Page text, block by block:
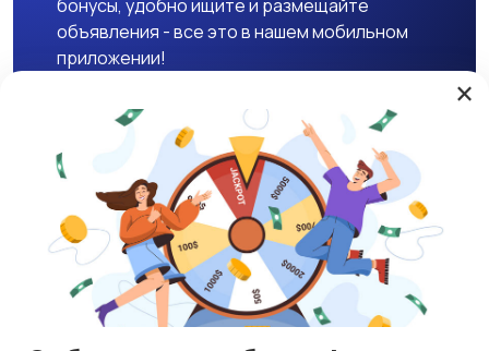
бонусы, удобно ищите и размещайте
объявления - все это в нашем мобильном
приложении!
Скачать APK
Магазины Блог
О нас
Служба поддержки
☕ Поддержать проект
×